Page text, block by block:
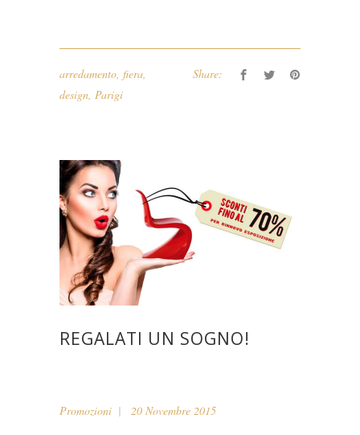
arredamento, fiera,
design, Parigi
Share:
REGALATI UN SOGNO!
Promozioni 20 Novembre 2015